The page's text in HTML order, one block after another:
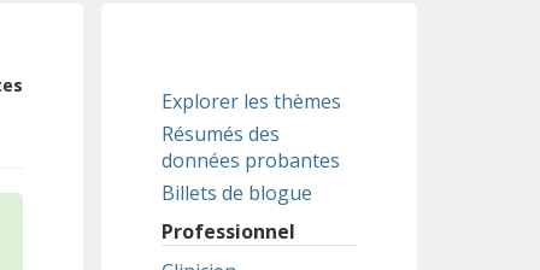
Explorer les thèmes
Résumés des
données probantes
Billets de blogue
Professionnel